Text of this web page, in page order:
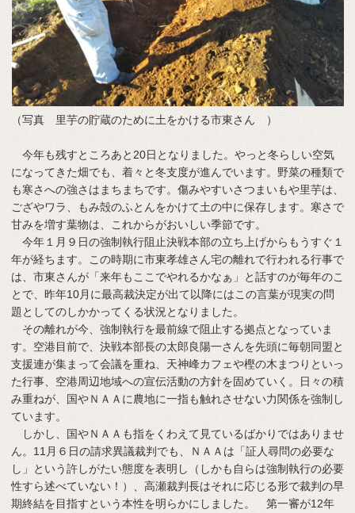
（写真 里芋の貯蔵のために土をかける市東さん ）
今年も残すところあと20日となりました。やっと冬らしい空気
になってきた畑でも、着々と冬支度が進んでいます。野菜の種類で
も寒さへの強さはまちまちです。傷みやすいさつまいもや里芋は、
ござやワラ、もみ殻のふとんをかけて土の中に保存します。寒さで
甘みを増す葉物は、これからがおいしい季節です。
今年１月９日の強制執行阻止決戦本部の立ち上げからもうすぐ１
年が経ちます。この時期に市東孝雄さん宅の離れで行われる行事で
は、市東さんが「来年もここでやれるかなぁ」と話すのが毎年のこ
とで、昨年10月に最高裁決定が出て以降にはこの言葉が現実の問
題としてのしかかってくる状況となりました。
その離れが今、強制執行を最前線で阻止する拠点となっていま
す。空港目前で、決戦本部長の太郎良陽一さんを先頭に毎朝同盟と
支援連が集まって会議を重ね、天神峰カフェや樫の木まつりといっ
た行事、空港周辺地域への宣伝活動の方針を固めていく。日々の積
み重ねが、国やＮＡＡに農地に一指も触れさせない力関係を強制し
ています。
しかし、国やＮＡＡも指をくわえて見ているばかりではありませ
ん。11月６日の請求異議裁判でも、ＮＡＡは「証人尋問の必要な
し」という許しがたい態度を表明し（しかも自らは強制執行の必要
性すら述べていない！）、高瀬裁判長はそれに応じる形で裁判の早
期終結を目指すという本性を明らかにしました。 第一審が12年